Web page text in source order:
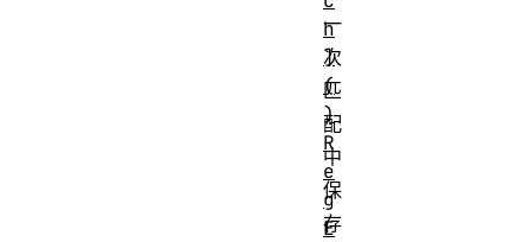
一
次
匹
配
中
保
存
h
]
(
)
R
e
g
E